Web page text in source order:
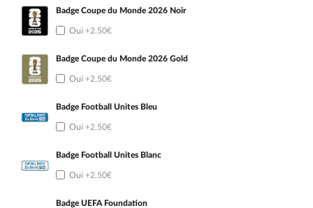
Badge Coupe du Monde 2026 Noir
Oui +2.50€
Badge Coupe du Monde 2026 Gold
Oui +2.50€
Badge Football Unites Bleu
Oui +2.50€
Badge Football Unites Blanc
Oui +2.50€
Badge UEFA Foundation